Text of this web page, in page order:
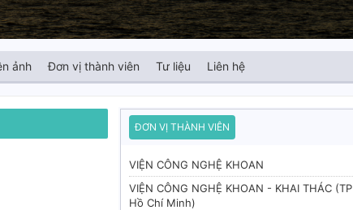
ảnh Đơn vị thành viên Tư liệu Liên hệ
ĐƠN VỊ THÀNH VIÊN
VIỆN CÔNG NGHỆ KHOAN
VIỆN CÔNG NGHỆ KHOAN - KHAI THÁC (TP
Hồ Chí Minh)